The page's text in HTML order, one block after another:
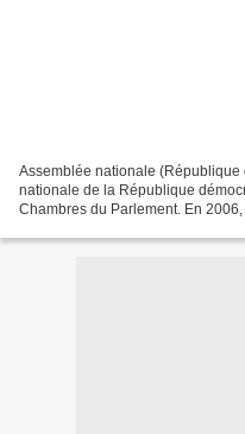
Assemblée nationale
nationale de la République
Chambres du Parlement. En